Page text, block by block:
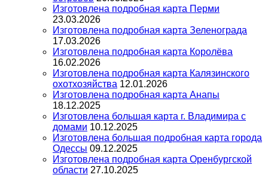
Изготовлена подробная карта Перми
23.03.2026
Изготовлена подробная карта Зеленограда
17.03.2026
Изготовлена подробная карта Королёва
16.02.2026
Изготовлена подробная карта Калязинского
охотхозяйства 12.01.2026
Изготовлена подробная карта Анапы
18.12.2025
Изготовлена большая карта г. Владимира с
домами 10.12.2025
Изготовлена большая подробная карта города
Одессы 09.12.2025
Изготовлена подробная карта Оренбургской
области 27.10.2025